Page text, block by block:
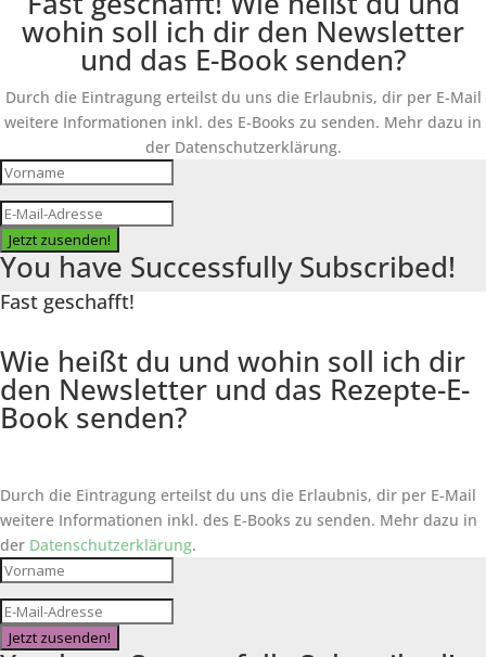
wohin soll ich dir den Newsletter
und das E-Book senden?
Durch die Eintragung erteilst du uns die Erlaubnis, dir per E-Mail
weitere Informationen inkl. des E-Books zu senden. Mehr dazu in
der Datenschutzerklärung.
Jetzt zusenden!
You have Successfully Subscribed!
Fast geschafft!
Wie heißt du und wohin soll ich dir
den Newsletter und das Rezepte-E-
Book senden?
Durch die Eintragung erteilst du uns die Erlaubnis, dir per E-Mail
weitere Informationen inkl. des E-Books zu senden. Mehr dazu in
der Datenschutzerklärung.
Jetzt zusenden!